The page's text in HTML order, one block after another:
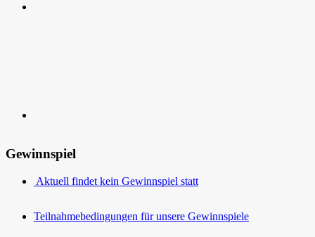
Gewinnspiel
Aktuell findet kein Gewinnspiel statt
Teilnahmebedingungen für unsere Gewinnspiele